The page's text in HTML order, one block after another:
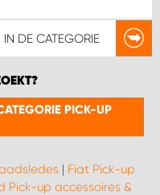
IN DE CATEGORIE
PICK-UP
| Fiat Pick-up
Pick-up accessoires &